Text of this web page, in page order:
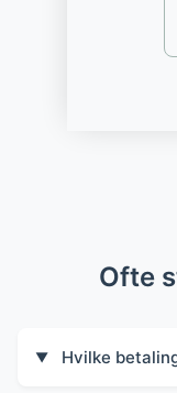
Ofte
▼ Hvilke